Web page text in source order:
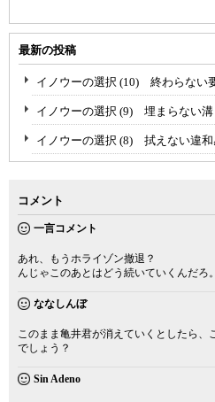
最新の投稿
イノウーの選択 (10) 終わらない
イノウーの選択 (9) 埋まらない溝
イノウーの選択 (8) 拭えない違和
コメント
一言コメント
あれ、もうホライゾン撤退？
んじゃこのあとはどう続いていくんだろ。
ななしんぼ
このまま亀井君が消えていくとしたら、
でしょう？
Sin Adeno